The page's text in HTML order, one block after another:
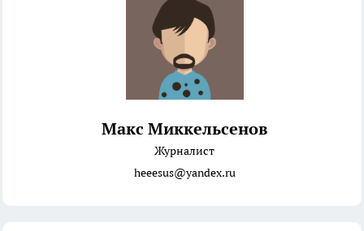
Макс Миккельсенов
Журналист
heeesus@yandex.ru